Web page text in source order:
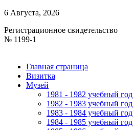
6 Августа, 2026
Регистрационное свидетельство
№ 1199-1
Главная страница
Визитка
Музей
1981 - 1982 учебный год
1982 - 1983 учебный год
1983 - 1984 учебный год
1984 - 1985 учебный год